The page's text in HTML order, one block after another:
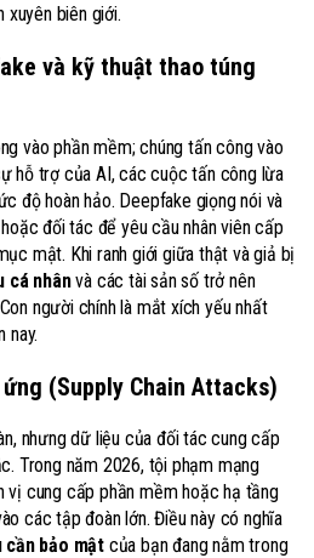
biên giới.
và kỹ thuật thao túng
vào phần mềm; chúng tấn công vào
hỗ trợ của AI, các cuộc tấn công lừa
độ hoàn hảo. Deepfake giọng nói và
đối tác để yêu cầu nhân viên cấp
mật. Khi ranh giới giữa thật và giả bị
cá nhânvà các tài sản số trở nên
người chính là mắt xích yếu nhất
nay.
(Supply Chain Attacks)
nhưng dữ liệu của đối tác cung cấp
Trong năm 2026, tội phạm mạng
cung cấp phần mềm hoặc hạ tầng
các tập đoàn lớn. Điều này có nghĩa
cần bảo mật của bạn đang nằm trong